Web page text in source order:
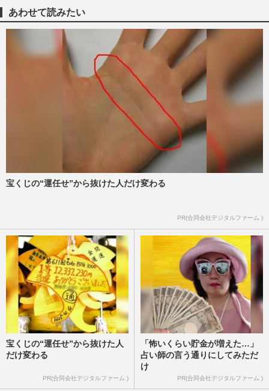
あわせて読みたい
宝くじの“運任せ”から抜けた人だけ変わる
PR(合同会社デジタルファーム )
宝くじの“運任せ”から抜けた人
だけ変わる
PR(合同会社デジタルファーム )
「怖いくらい貯金が増えた…」
占い師の言う通りにしてみただ
け
PR(合同会社デジタルファーム )